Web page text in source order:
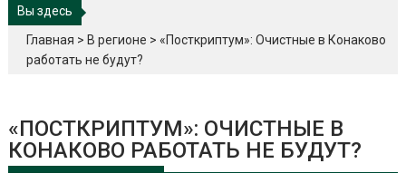
Вы здесь
Главная > В регионе >«Посткриптум»: Очистные в Конаково
работать не будут?
«ПОСТКРИПТУМ»: ОЧИСТНЫЕ В
КОНАКОВО РАБОТАТЬ НЕ БУДУТ?